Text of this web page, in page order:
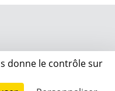
donne le contrôle sur